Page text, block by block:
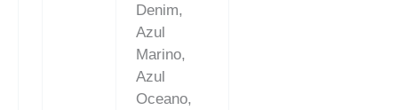
Denim,
Azul
Marino,
Azul
Oceano,